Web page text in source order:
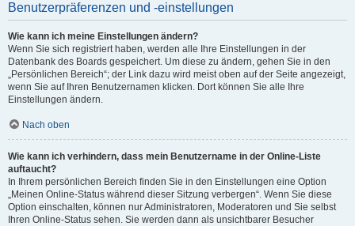
Benutzerpräferenzen und -einstellungen
Wie kann ich meine Einstellungen ändern?
Wenn Sie sich registriert haben, werden alle Ihre Einstellungen in der
Datenbank des Boards gespeichert. Um diese zu ändern, gehen Sie in den
„Persönlichen Bereich“; der Link dazu wird meist oben auf der Seite angezeigt,
wenn Sie auf Ihren Benutzernamen klicken. Dort können Sie alle Ihre
Einstellungen ändern.
Nach oben
Wie kann ich verhindern, dass mein Benutzername in der Online-Liste
auftaucht?
In Ihrem persönlichen Bereich finden Sie in den Einstellungen eine Option
„Meinen Online-Status während dieser Sitzung verbergen“. Wenn Sie diese
Option einschalten, können nur Administratoren, Moderatoren und Sie selbst
Ihren Online-Status sehen. Sie werden dann als unsichtbarer Besucher